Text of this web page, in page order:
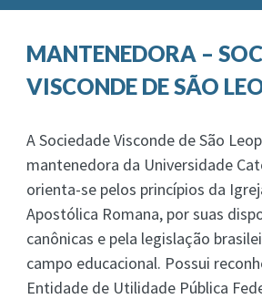
MANTENEDORA –
VISCONDE DE SÃO
A Sociedade Visconde de São
mantenedora da Universidade
orienta-se pelos princípios da
Apostólica Romana, por suas
canônicas e pela legislação
campo educacional. Possui
Entidade de Utilidade Pública